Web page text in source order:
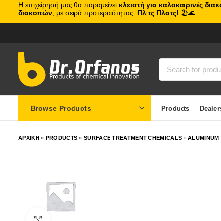
Browse Products Products
ΑΡΧΙΚΗ» PRODUCTS »SURFACE TREATMENT CHEMICALS »ALUMINUM
Η επιχείρησή μας θα παραμείνει κλειστή για καλοκαιρινές
διακοπών , με σειρά προτεραιότητας. Πλιτς Πλατς! 🏖️🌊